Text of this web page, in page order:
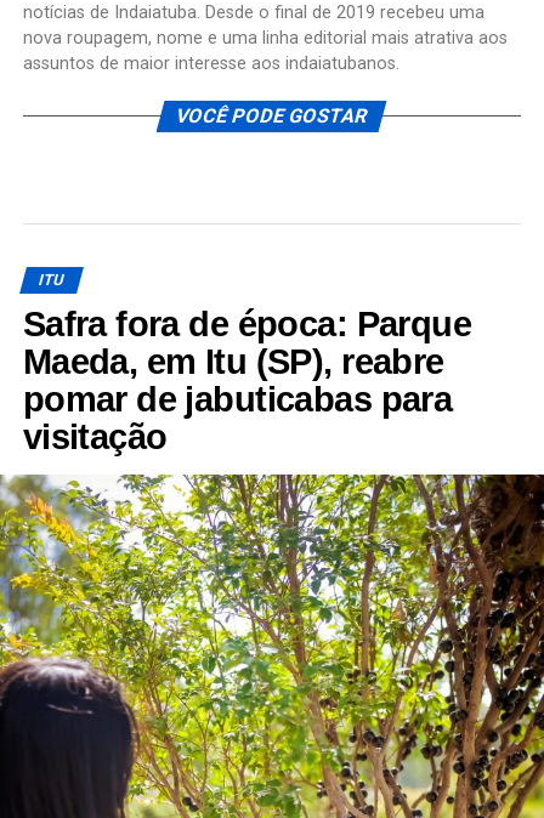
notícias de Indaiatuba. Desde o final de 2019 recebeu uma
nova roupagem, nome e uma linha editorial mais atrativa aos
assuntos de maior interesse aos indaiatubanos.
VOCÊ PODE GOSTAR
ITU
Safra fora de época: Parque
Maeda, em Itu (SP), reabre
pomar de jabuticabas para
visitação